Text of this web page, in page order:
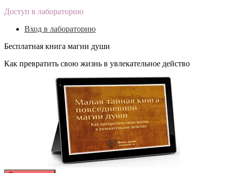
Доступ в лабораторию
Вход в лабораторию
Бесплатная книга магии души
Как превратить свою жизнь в увлекательное действо